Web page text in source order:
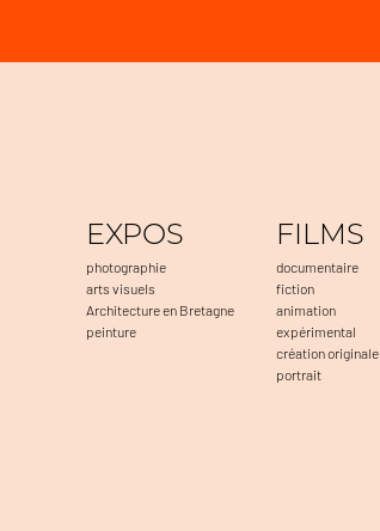
EXPOS
photographie
arts visuels
Architecture en Bretagne
peinture
FILMS
documentaire
fiction
animation
expérimental
création originale
portrait